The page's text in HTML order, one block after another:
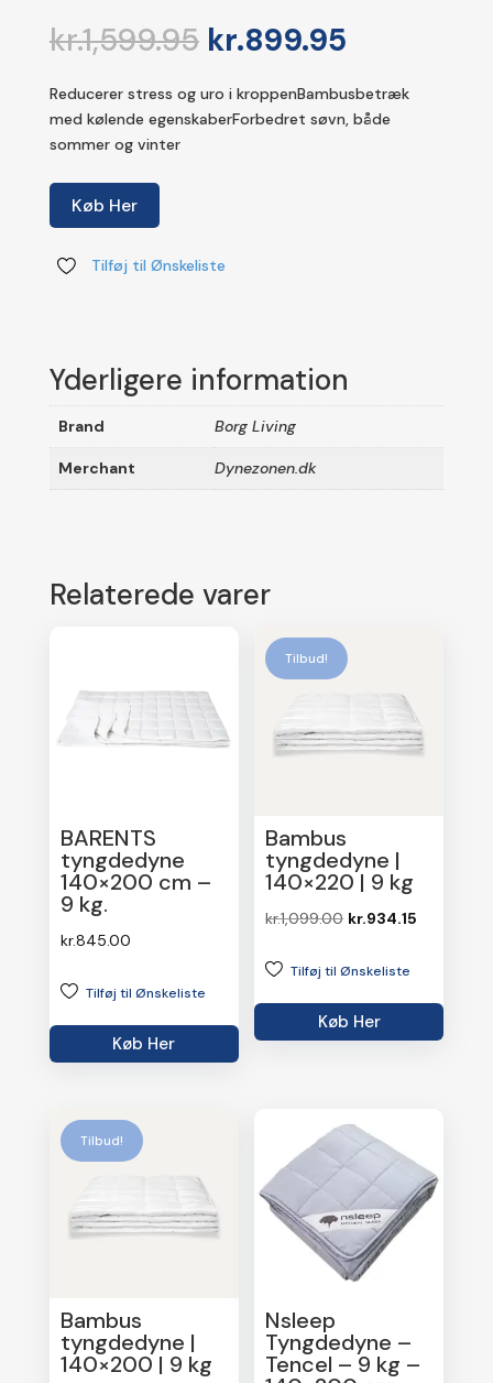
kr.1,599.95 Den
oprindelige
pris
var:
kr.1,599.95.
kr.899.95Den
pris
er:
kr.899.95.
Reducerer stress og uro i kroppenBambusbetræk
med kølende egenskaberForbedret søvn, både
sommer og vinter
Køb Her
Tilføj til Ønskeliste
Yderligere information
Brand Borg Living
Merchant Dynezonen.dk
Relaterede varer
BARENTS
tyngdedyne
140×200 cm –
9 kg.
kr.845.00
Tilføj til Ønskeliste
Køb Her
Tilbud!
Bambus
tyngdedyne |
140×220 | 9 kg
kr.1,099.00 Den
pris
var:
kr.1,099.00.
kr.934.15
er:
kr.934.15.
Tilføj til Ønskeliste
Køb Her
Tilbud!
Bambus
tyngdedyne |
140×200 | 9 kg
Nsleep
Tyngdedyne –
Tencel – 9 kg –